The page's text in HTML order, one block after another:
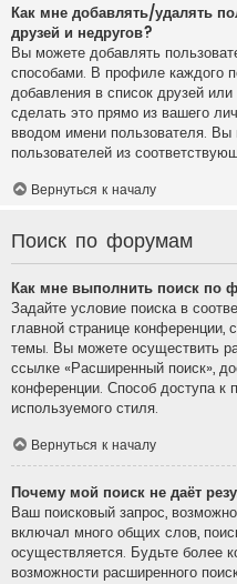
Как мне добавлять/удалять
друзей и недругов?
Вы можете добавлять
способами. В профиле каждого
добавления в список друзей
сделать это прямо из вашего
вводом имени пользователя.
пользователей из
Вернуться к началу
Поиск по форумам
Как мне выполнить поиск по
Задайте условие поиска в
главной странице
темы. Вы можете осуществить
ссылке «Расширенный поиск»,
конференции. Способ доступа к
используемого стиля.
Вернуться к началу
Почему мой поиск не даёт
Ваш поисковый запрос,
включал много общих слов,
осуществляется. Будьте более
возможности расширенного